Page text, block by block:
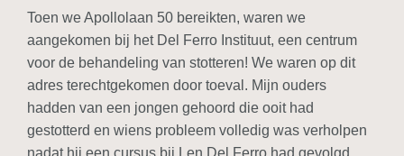
Toen we Apollolaan 50 bereikten, waren we
aangekomen bij het Del Ferro Instituut, een centrum
voor de behandeling van stotteren! We waren op dit
adres terechtgekomen door toeval. Mijn ouders
hadden van een jongen gehoord die ooit had
gestotterd en wiens probleem volledig was verholpen